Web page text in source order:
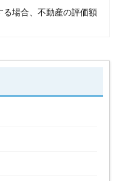
る場合、不動産の評価額